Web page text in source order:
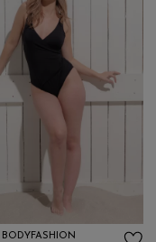
BODYFASHION